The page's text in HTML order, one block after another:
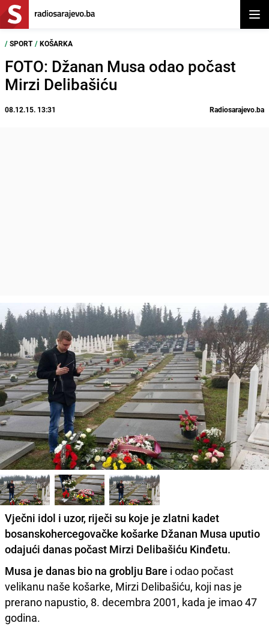
/ SPORT / KOŠARKA
FOTO: Džanan Musa odao počast
Mirzi Delibašiću
08.12.15. 13:31 Radiosarajevo.ba
Vječni idol i uzor, riječi su koje je zlatni kadet
bosanskohercegovačke košarke Džanan Musa uputio
odajući danas počast Mirzi Delibašiću Kinđetu.
Musa je danas bio na groblju Bare i odao počast
velikanu naše košarke, Mirzi Delibašiću, koji nas je
prerano napustio, 8. decembra 2001, kada je imao 47
godina.